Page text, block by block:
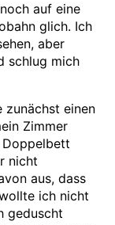
auf eine
glich. Ich
aber
schlug mich
zunächst einen
Zimmer
nicht
aus, dass
ich nicht
geduscht